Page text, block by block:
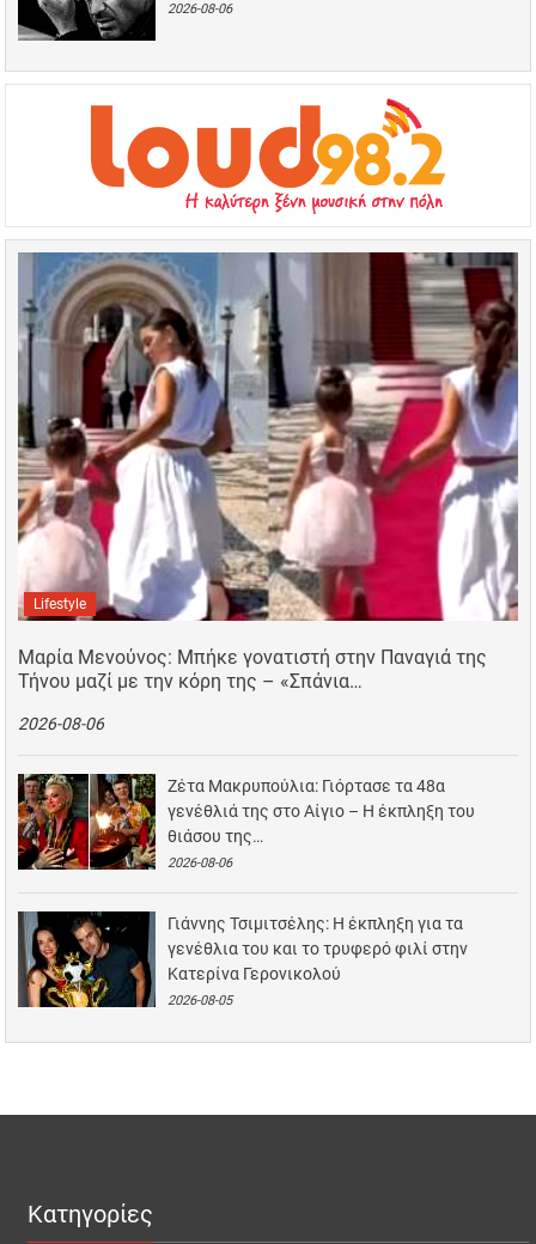
2026-08-06
Lifestyle
Μαρία Μενούνος: Μπήκε γονατιστή στην Παναγιά της
Τήνου μαζί με την κόρη της – «Σπάνια…
2026-08-06
Ζέτα Μακρυπούλια: Γιόρτασε τα 48α
γενέθλιά της στο Αίγιο – Η έκπληξη του
θιάσου της…
2026-08-06
Γιάννης Τσιμιτσέλης: Η έκπληξη για τα
γενέθλια του και το τρυφερό φιλί στην
Κατερίνα Γερονικολού
2026-08-05
Κατηγορίες